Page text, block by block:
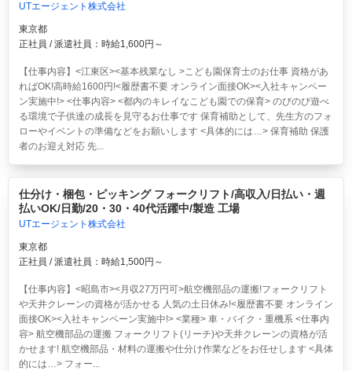
UTエージェント株式会社
東京都
正社員 / 派遣社員：時給1,600円～
【仕事内容】<江東区><基本残業なし >こども園保育士のお仕事 資格があ
ればOK!高時給1600円!<履歴書不要 オンライン面接OK><入社キャンペー
ン実施中!> <仕事内容> <都内のキレイなこども園での保育> のびのび遊べ
る環境で子供達の成長を見守るお仕事です 保育補助として、先生方のフォ
ローやイベントの準備などをお願いします <具体的には…> 保育補助 保護
者のお迎え対応 先...
仕分け・梱包・ピッキング フォークリフト/高収入/日払い・週
払いOK/日勤/20・30・40代活躍中/製造 工場
UTエージェント株式会社
東京都
正社員 / 派遣社員：時給1,500円～
【仕事内容】<昭島市><月収27万円可>航空機部品の運搬!フォークリフト
や天井クレーンの資格が活かせる 人気の土日休み!<履歴書不要 オンライン
面接OK><入社キャンペーン実施中!> <業種> 車・バイク・重機系 <仕事内
容> 航空機部品の運搬 フォークリフト(リーチ)や天井クレーンの資格が活
かせます! 航空機部品・材料の運搬や仕分け作業などをお任せします <具体
的には…> フォー...